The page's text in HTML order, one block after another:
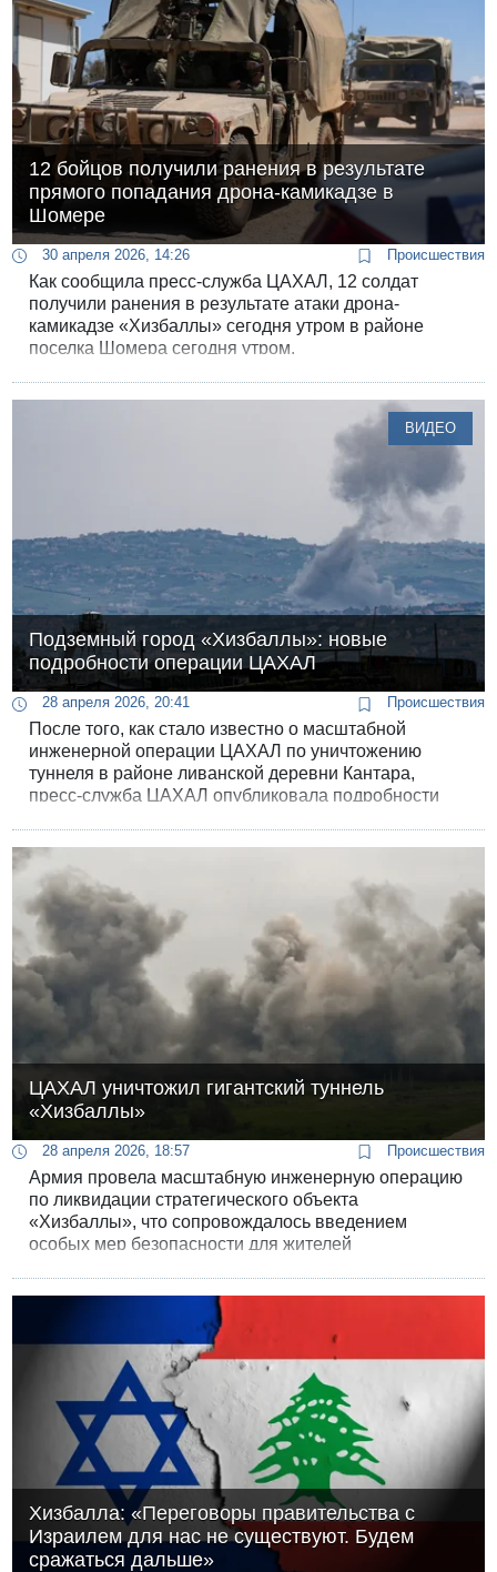
12 бойцов получили ранения в результате
прямого попадания дрона-камикадзе в
Шомере
30 апреля 2026, 14:26 Происшествия
Как сообщила пресс-служба ЦАХАЛ, 12 солдат
получили ранения в результате атаки дрона-
камикадзе «Хизбаллы» сегодня утром в районе
поселка Шомера сегодня утром.
ВИДЕО
Подземный город «Хизбаллы»: новые
подробности операции ЦАХАЛ
28 апреля 2026, 20:41 Происшествия
После того, как стало известно о масштабной
инженерной операции ЦАХАЛ по уничтожению
туннеля в районе ливанской деревни Кантара,
пресс-служба ЦАХАЛ опубликовала подробности
Кунейтры на юге Ливана, в ходе которой были
найдены два туннеля общей протяженностью около
двух километров, расположенные на расстоянии
10–11 километров от границы с Израилем.
ЦАХАЛ уничтожил гигантский туннель
«Хизбаллы»
28 апреля 2026, 18:57 Происшествия
Армия провела масштабную инженерную операцию
по ликвидации стратегического объекта
«Хизбаллы», что сопровождалось введением
особых мер безопасности для жителей
Хизбалла: «Переговоры правительства с
Израилем для нас не существуют. Будем
сражаться дальше»